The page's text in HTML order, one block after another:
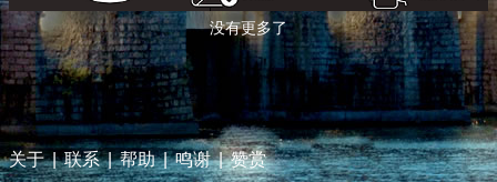
没有更多了
关于 | 联系 | 帮助 | 鸣谢 | 赞赏